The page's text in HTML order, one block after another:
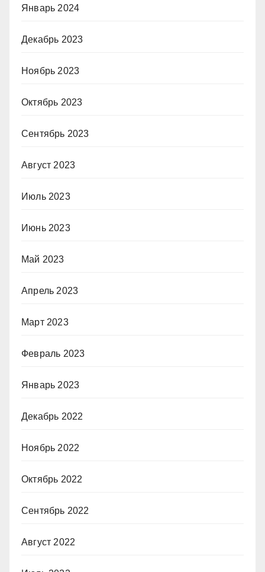
Январь 2024
Декабрь 2023
Ноябрь 2023
Октябрь 2023
Сентябрь 2023
Август 2023
Июль 2023
Июнь 2023
Май 2023
Апрель 2023
Март 2023
Февраль 2023
Январь 2023
Декабрь 2022
Ноябрь 2022
Октябрь 2022
Сентябрь 2022
Август 2022